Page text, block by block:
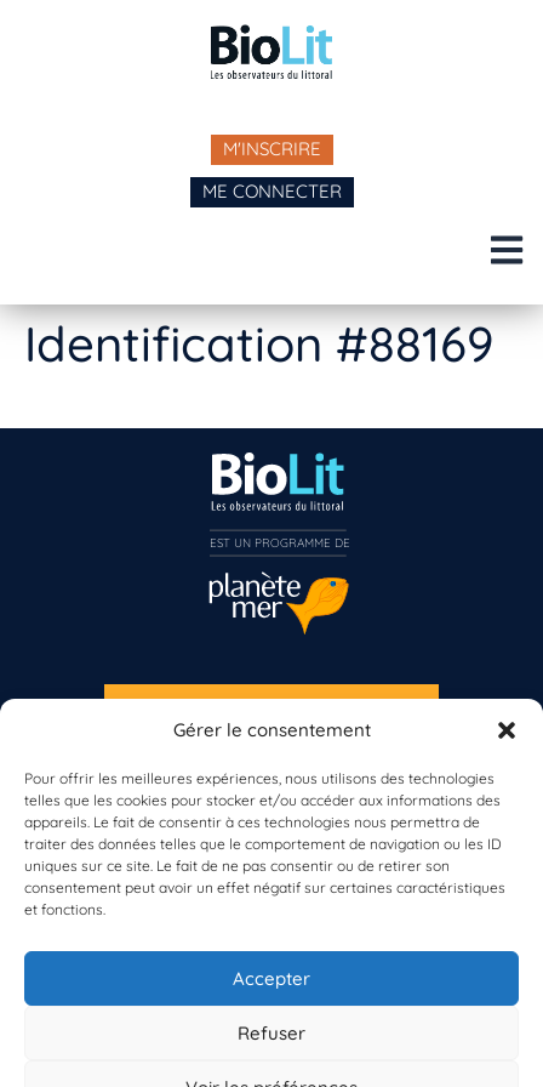
Gérer le consentement
Pour offrir les meilleures expériences, nous utilisons des technologies
telles que les cookies pour stocker et/ou accéder aux informations des
appareils. Le fait de consentir à ces technologies nous permettra de
traiter des données telles que le comportement de navigation ou les ID
uniques sur ce site. Le fait de ne pas consentir ou de retirer son
consentement peut avoir un effet négatif sur certaines caractéristiques
et fonctions.
Accepter
Refuser
M'INSCRIRE
ME CONNECTER
Identification #88169
À propos de BioLit
Vos données d'observation
Ressources
Résultats du programme
Contacts
S'INSCRIRE À LA NEWSLETTER
Inscrivez-vous dès maintenant